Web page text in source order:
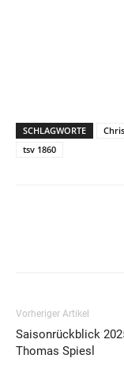
SCHLAGWORTE
tsv 1860
Vorheriger Artikel
Saisonrückblick
Thomas Spiesl